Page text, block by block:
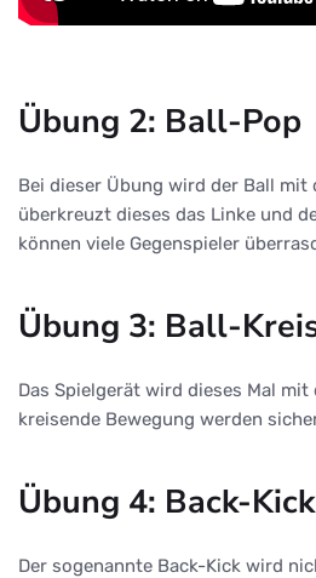
Übung 2: Ball-Pop
Bei dieser Übung wird der Ball
überkreuzt dieses das Linke und
können viele Gegenspieler
Übung 3: Ball-
Das Spielgerät wird dieses Mal
kreisende Bewegung werden
Übung 4: Back-Kick
Der sogenannte Back-Kick wird